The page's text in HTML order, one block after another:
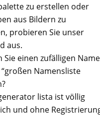
zu erstellen oder
aus Bildern zu
probieren Sie unser
aus.
Sie einen zufälligen
Namensliste
lista ist völlig
und ohne